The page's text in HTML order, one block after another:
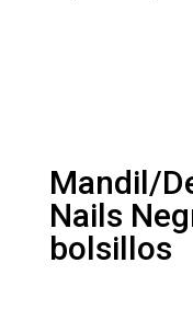
Mandil/
Nails
bolsillos